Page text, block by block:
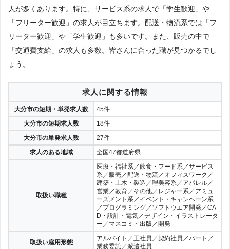
人が多くあります。特に、サービス系の求人で「学生歓迎」や
「フリーター歓迎」の求人が目立ちます。配送・物流系では「フ
リーター歓迎」や「学生歓迎」も多いです。また、販売の中で
「交通費支給」の求人も多数。皆さんに合った職が見つかるでし
ょう。
求人に関する情報
大分市の短期・単発求人数
45件
大分市の短期求人数
18件
大分市の単発求人数
27件
求人のある地域
全国47都道府県
取扱い職種
医療・福祉系／飲食・フード系／サービス
系／販売／配送・物流／オフィスワーク／
建築・土木・製造／理美容系／アパレル／
営業／教育／その他／レジャー系／アミュ
ーズメント系／イベント・キャンペーン系
／プログラミング／ソフトウエア開発／CA
D・設計・電気／デザイン・イラストレータ
ー／マスコミ・出版／開発
取扱い雇用形態
アルバイト／正社員／契約社員／パート／
業務委託／派遣社員